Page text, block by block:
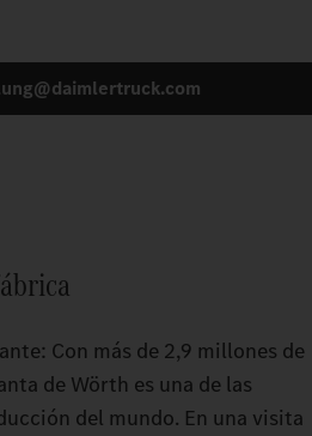
Con más de 2,9 millones de
de Wörth es una de las
del mundo. En una visita